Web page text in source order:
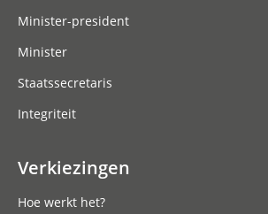
Minister-president
Minister
Staatssecretaris
Integriteit
Verkiezingen
Hoe werkt het?